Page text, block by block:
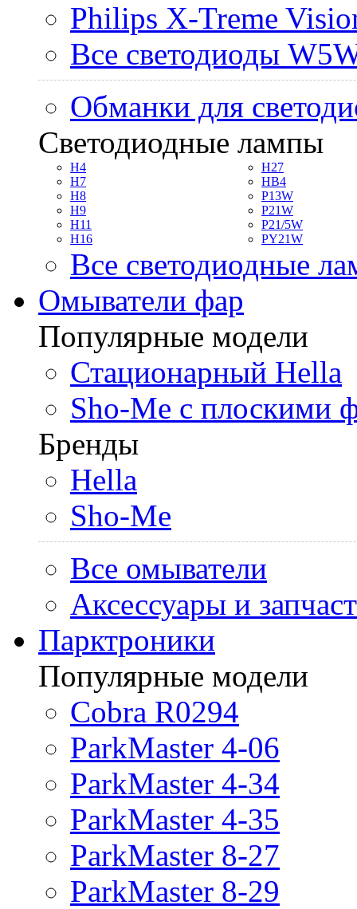
Philips X-Treme
Все светодиоды
Обманки для
Светодиодные лампы
H4
H7
H8
H9
H11
H16
H27
HB4
P13W
P21W
P21/5W
PY21W
Все светодиодные
Омыватели фар
Популярные модели
Стационарный Hella
Sho-Me с плоскими
Бренды
Hella
Sho-Me
Все омыватели
Аксессуары и
Парктроники
Популярные модели
Cobra R0294
ParkMaster 4-06
ParkMaster 4-34
ParkMaster 4-35
ParkMaster 8-27
ParkMaster 8-29